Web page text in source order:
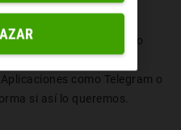
de aplicaciones como
se vuelven un elemento
consiguiendo quela
. Aplicaciones como Telegram o
si así lo queremos.